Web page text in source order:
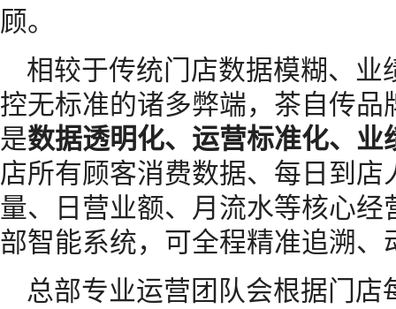
顾。
相较于传统门店数据模糊、
控无标准的诸多弊端，茶自传
是数据透明化、运营标准化、
店所有顾客消费数据、每日到
量、日营业额、月流水等核心
部智能系统，可全程精准追溯、
总部专业运营团队会根据门